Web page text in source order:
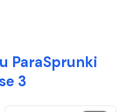
ParaSprunki
3